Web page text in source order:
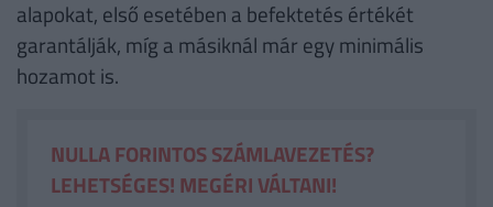
alapokat, első esetében a befektetés értékét
garantálják, míg a másiknál már egy minimális
hozamot is.
NULLA FORINTOS SZÁMLAVEZETÉS?
LEHETSÉGES! MEGÉRI VÁLTANI!